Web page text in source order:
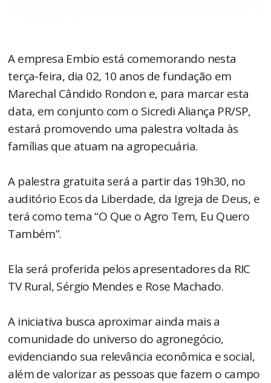
A empresa Embio está comemorando nesta
terça-feira, dia 02, 10 anos de fundação em
Marechal Cândido Rondon e, para marcar esta
data, em conjunto com o Sicredi Aliança PR/SP,
estará promovendo uma palestra voltada às
famílias que atuam na agropecuária.
A palestra gratuita será a partir das 19h30, no
auditório Ecos da Liberdade, da Igreja de Deus, e
terá como tema “O Que o Agro Tem, Eu Quero
Também”.
Ela será proferida pelos apresentadores da RIC
TV Rural, Sérgio Mendes e Rose Machado.
A iniciativa busca aproximar ainda mais a
comunidade do universo do agronegócio,
evidenciando sua relevância econômica e social,
além de valorizar as pessoas que fazem o campo